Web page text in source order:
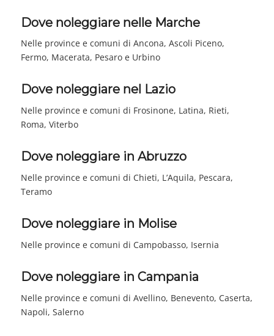
Dove noleggiare nelle Marche
Nelle province e comuni di Ancona, Ascoli Piceno,
Fermo, Macerata, Pesaro e Urbino
Dove noleggiare nel Lazio
Nelle province e comuni di Frosinone, Latina, Rieti,
Roma, Viterbo
Dove noleggiare in Abruzzo
Nelle province e comuni di Chieti, L’Aquila, Pescara,
Teramo
Dove noleggiare in Molise
Nelle province e comuni di Campobasso, Isernia
Dove noleggiare in Campania
Nelle province e comuni di Avellino, Benevento, Caserta,
Napoli, Salerno